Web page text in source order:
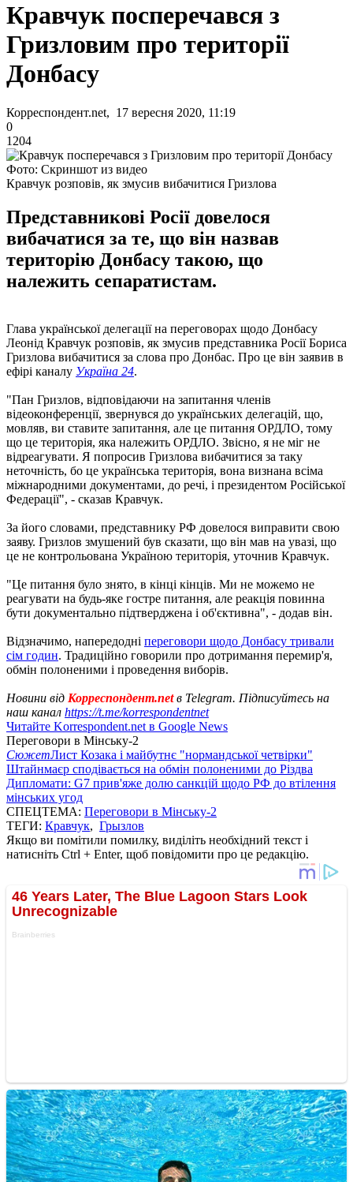
Кравчук посперечався з
Гризловим про території
Донбасу
Корреспондент.net, 17 вересня 2020, 11:19
0
1204
Фото: Скриншот из видео
Кравчук розповів, як змусив вибачитися Гризлова
Представникові Росії довелося
вибачатися за те, що він назвав
територію Донбасу такою, що
належить сепаратистам.
Глава української делегації на переговорах щодо Донбасу
Леонід Кравчук розповів, як змусив представника Росії Бориса
Гризлова вибачитися за слова про Донбас. Про це він заявив в
ефірі каналу Україна 24.
"Пан Гризлов, відповідаючи на запитання членів
відеоконференції, звернувся до українських делегацій, що,
мовляв, ви ставите запитання, але це питання ОРДЛО, тому
що це територія, яка належить ОРДЛО. Звісно, я не міг не
відреагувати. Я попросив Гризлова вибачитися за таку
неточність, бо це українська територія, вона визнана всіма
міжнародними документами, до речі, і президентом Російської
Федерації", - сказав Кравчук.
За його словами, представнику РФ довелося виправити свою
заяву. Гризлов змушений був сказати, що він мав на увазі, що
це не контрольована Україною територія, уточнив Кравчук.
"Це питання було знято, в кінці кінців. Ми не можемо не
реагувати на будь-яке гостре питання, але реакція повинна
бути документально підтверджена і об'єктивна", - додав він.
Відзначимо, напередодні переговори щодо Донбасу тривали
сім годин. Традиційно говорили про дотримання перемир'я,
обмін полоненими і проведення виборів.
Новини від Корреспондент.netв Telegram. Підписуйтесь на
наш канал https://t.me/korrespondentnet
Читайте Korrespondent.net в Google News
Переговори в Мінську-2
СюжетЛист Козака і майбутнє "нормандської четвірки"
Штайнмаєр сподівається на обмін полоненими до Різдва
Дипломати: G7 прив'яже долю санкцій щодо РФ до втілення
мінських угод
СПЕЦТЕМА: Переговори в Мінську-2
ТЕГИ: Кравчук, Грызлов
Якщо ви помітили помилку, виділіть необхідний текст і
натисніть Ctrl + Enter, щоб повідомити про це редакцію.